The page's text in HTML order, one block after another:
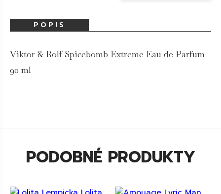
POPIS
Viktor & Rolf Spicebomb Extreme Eau de Parfum
90 ml
PODOBNÉ PRODUKTY